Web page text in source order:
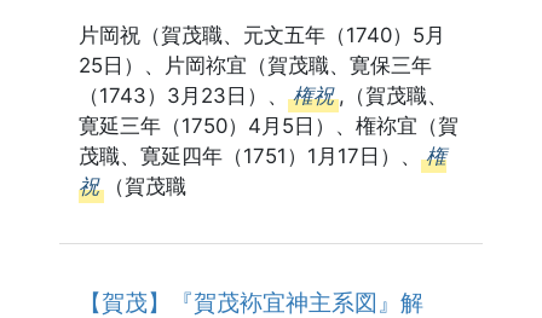
片岡祝（賀茂職、元文五年（1740）5月
25日）、片岡祢宜（賀茂職、寛保三年
（1743）3月23日）、 権祝 ,（賀茂職、
寛延三年（1750）4月5日）、権祢宜（賀
茂職、寛延四年（1751）1月17日）、 権
祝
（賀茂職
【賀茂】『賀茂袮宜神主系図』解